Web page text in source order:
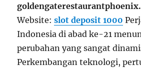
Website:slot deposit 1000
Indonesia di abad ke-21
perubahan yang sangat
Perkembangan teknologi,